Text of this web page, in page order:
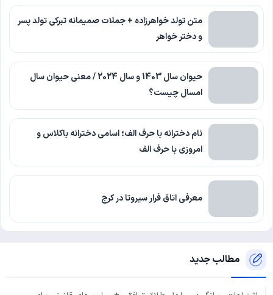
متن تولد خواهرزاده + جملات صمیمانه تبرکی تولد پسر
و دختر خواهر
حیوان سال 1403 و سال 2024 / معنی حیوان سال
امسال چیست؟
نام دخترانه با حرف الف؛ اسامی دخترانه باکلاس و
امروزی با حرف الف
معرفی اتاق فرار سیروتا در کرج
مطالب جدید